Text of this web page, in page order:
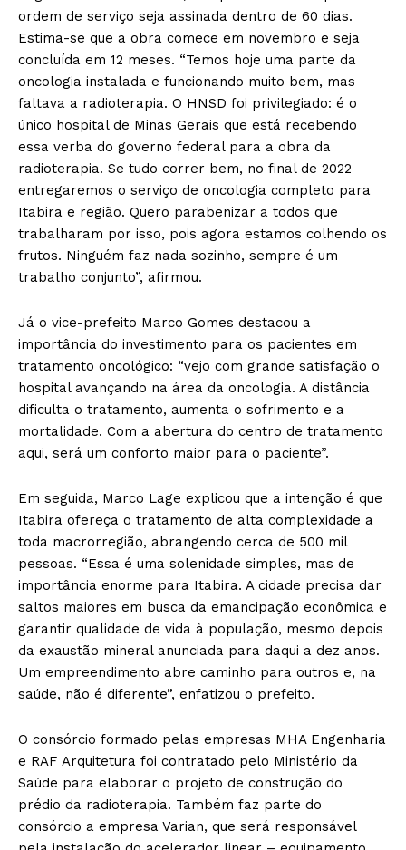
ordem de serviço seja assinada dentro de 60 dias.
Estima-se que a obra comece em novembro e seja
concluída em 12 meses. “Temos hoje uma parte da
oncologia instalada e funcionando muito bem, mas
faltava a radioterapia. O HNSD foi privilegiado: é o
único hospital de Minas Gerais que está recebendo
essa verba do governo federal para a obra da
radioterapia. Se tudo correr bem, no final de 2022
entregaremos o serviço de oncologia completo para
Itabira e região. Quero parabenizar a todos que
trabalharam por isso, pois agora estamos colhendo os
frutos. Ninguém faz nada sozinho, sempre é um
trabalho conjunto”, afirmou.
Já o vice-prefeito Marco Gomes destacou a
importância do investimento para os pacientes em
tratamento oncológico: “vejo com grande satisfação o
hospital avançando na área da oncologia. A distância
dificulta o tratamento, aumenta o sofrimento e a
mortalidade. Com a abertura do centro de tratamento
aqui, será um conforto maior para o paciente”.
Em seguida, Marco Lage explicou que a intenção é que
Itabira ofereça o tratamento de alta complexidade a
toda macrorregião, abrangendo cerca de 500 mil
pessoas. “Essa é uma solenidade simples, mas de
importância enorme para Itabira. A cidade precisa dar
saltos maiores em busca da emancipação econômica e
garantir qualidade de vida à população, mesmo depois
da exaustão mineral anunciada para daqui a dez anos.
Um empreendimento abre caminho para outros e, na
saúde, não é diferente”, enfatizou o prefeito.
O consórcio formado pelas empresas MHA Engenharia
e RAF Arquitetura foi contratado pelo Ministério da
Saúde para elaborar o projeto de construção do
prédio da radioterapia. Também faz parte do
consórcio a empresa Varian, que será responsável